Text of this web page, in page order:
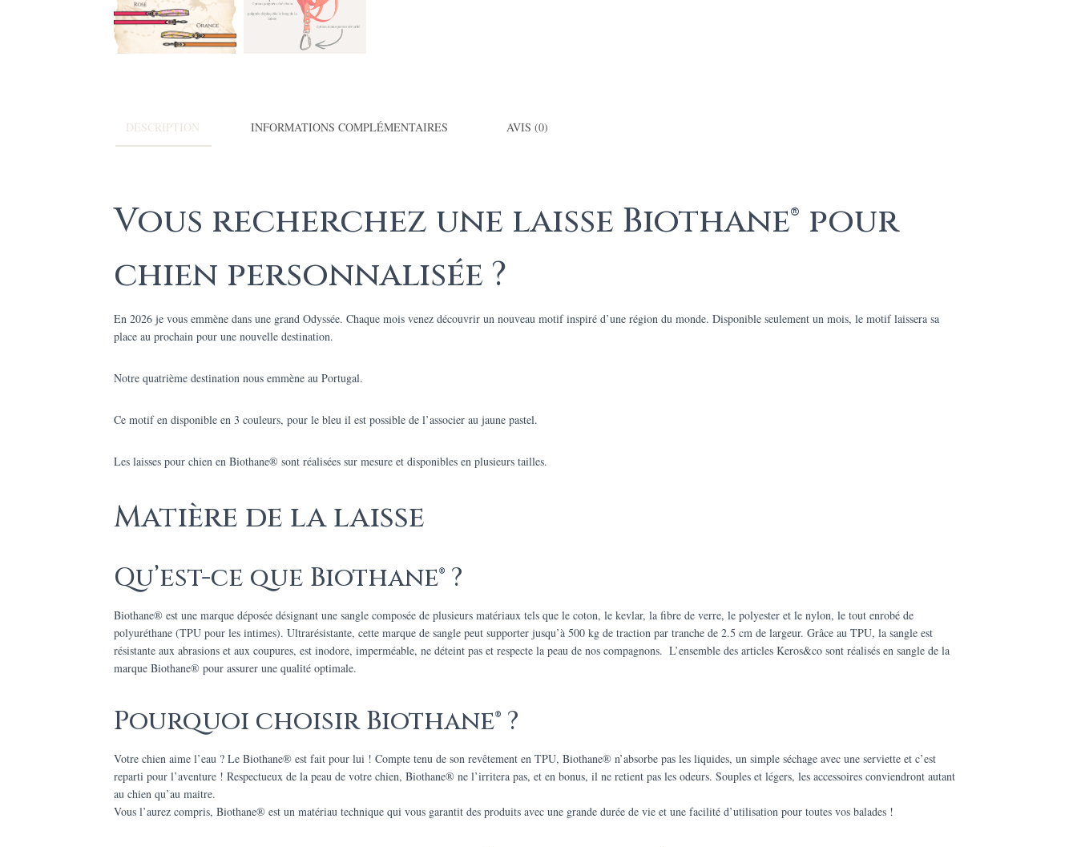
DESCRIPTION INFORMATIONS COMPLÉMENTAIRES AVIS (0)
Vous recherchez une laisse Biothane® pour
chien personnalisée ?
En 2026 je vous emmène dans une grand Odyssée. Chaque mois venez découvrir un nouveau motif inspiré d’une région du monde. Disponible seulement un mois, le motif laissera sa
place au prochain pour une nouvelle destination.
Notre quatrième destination nous emmène au Portugal.
Ce motif en disponible en 3 couleurs, pour le bleu il est possible de l’associer au jaune pastel.
Les laisses pour chien en Biothane® sont réalisées sur mesure et disponibles en plusieurs tailles.
Matière de la laisse
Qu’est-ce que Biothane® ?
Biothane® est une marque déposée désignant une sangle composée de plusieurs matériaux tels que le coton, le kevlar, la fibre de verre, le polyester et le nylon, le tout enrobé de
polyuréthane (TPU pour les intimes). Ultrarésistante, cette marque de sangle peut supporter jusqu’à 500 kg de traction par tranche de 2.5 cm de largeur. Grâce au TPU, la sangle est
résistante aux abrasions et aux coupures, est inodore, imperméable, ne déteint pas et respecte la peau de nos compagnons. L’ensemble des articles Keros&co sont réalisés en sangle de la
marque Biothane® pour assurer une qualité optimale.
Pourquoi choisir Biothane® ?
Votre chien aime l’eau ? Le Biothane® est fait pour lui ! Compte tenu de son revêtement en TPU, Biothane® n’absorbe pas les liquides, un simple séchage avec une serviette et c’est
reparti pour l’aventure ! Respectueux de la peau de votre chien, Biothane® ne l’irritera pas, et en bonus, il ne retient pas les odeurs. Souples et légers, les accessoires conviendront autant
au chien qu’au maitre.
Vous l’aurez compris, Biothane® est un matériau technique qui vous garantit des produits avec une grande durée de vie et une facilité d’utilisation pour toutes vos balades !